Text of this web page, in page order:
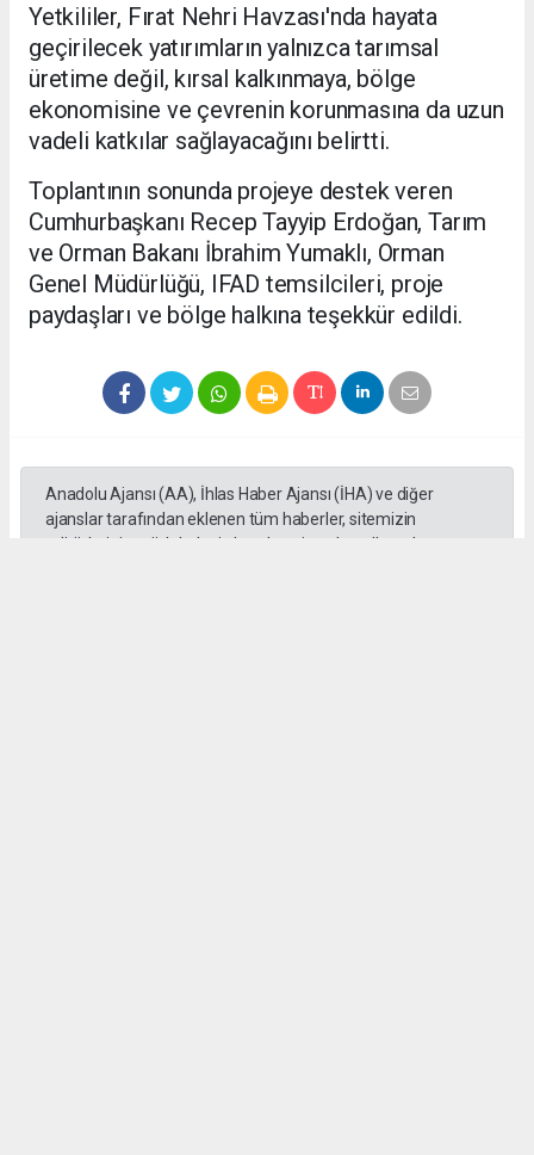
Yetkililer, Fırat Nehri Havzası'nda hayata
geçirilecek yatırımların yalnızca tarımsal
üretime değil, kırsal kalkınmaya, bölge
ekonomisine ve çevrenin korunmasına da uzun
vadeli katkılar sağlayacağını belirtti.
Toplantının sonunda projeye destek veren
Cumhurbaşkanı Recep Tayyip Erdoğan, Tarım
ve Orman Bakanı İbrahim Yumaklı, Orman
Genel Müdürlüğü, IFAD temsilcileri, proje
paydaşları ve bölge halkına teşekkür edildi.
Anadolu Ajansı (AA), İhlas Haber Ajansı (İHA) ve diğer
ajanslar tarafından eklenen tüm haberler, sitemizin
editörlerinin müdahalesi olmadan ajans kanallarından